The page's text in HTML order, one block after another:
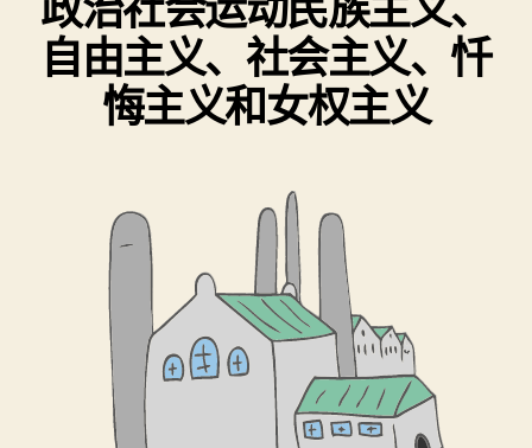
自由主义、社会主义、忏
悔主义和女权主义